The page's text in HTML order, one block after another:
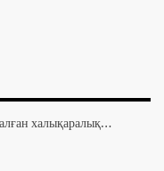
халықаралық…